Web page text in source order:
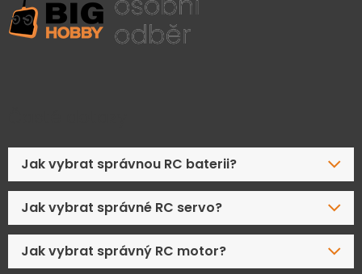
Jak vybrat správnou RC baterii?
Jak vybrat správné RC servo?
Jak vybrat správný RC motor?